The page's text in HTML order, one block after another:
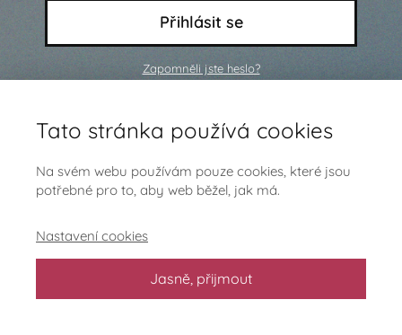
Přihlásit se
Zapomněli jste heslo?
Ještě nejsi členem a chceš se
přidat?
Tato stránka používá cookies
Na svém webu používám pouze cookies, které jsou
potřebné pro to, aby web běžel, jak má.
Nastavení cookies
Jasně, přijmout